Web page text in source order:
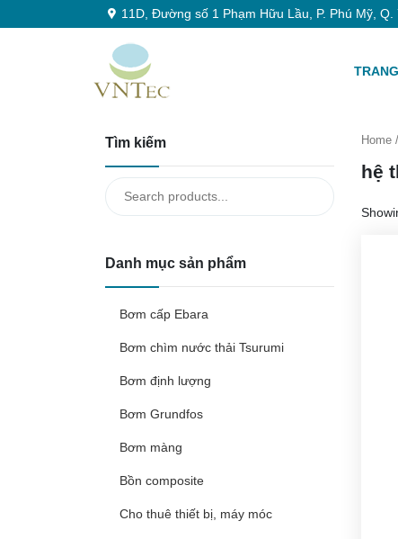
11D, Đường số 1 Phạm Hữu Lầu, P. Phú Mỹ,
Tìm kiếm
Search
for:
Danh mục sản phẩm
Bơm cấp Ebara
Bơm chìm nước thải Tsurumi
Bơm định lượng
Bơm Grundfos
Bơm màng
Bồn composite
Cho thuê thiết bị, máy móc
Home
hệ